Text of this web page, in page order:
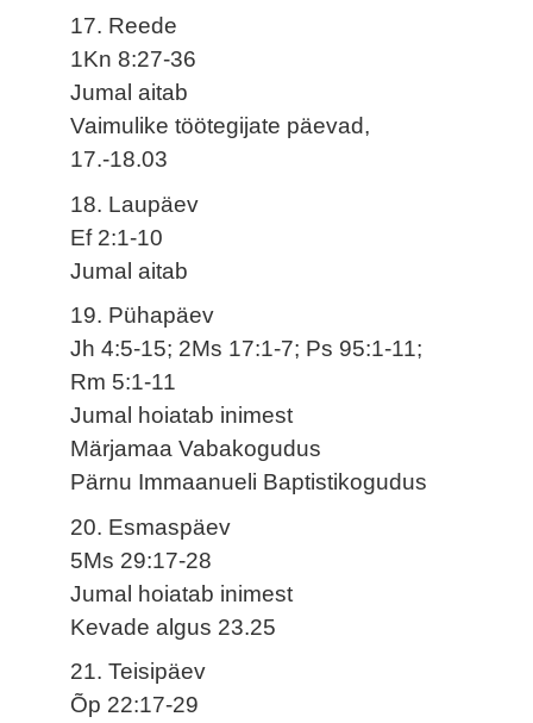
17. Reede
1Kn 8:27-36
Jumal aitab
Vaimulike töötegijate päevad,
17.-18.03
18. Laupäev
Ef 2:1-10
Jumal aitab
19. Pühapäev
Jh 4:5-15; 2Ms 17:1-7; Ps 95:1-11;
Rm 5:1-11
Jumal hoiatab inimest
Märjamaa Vabakogudus
Pärnu Immaanueli Baptistikogudus
20. Esmaspäev
5Ms 29:17-28
Jumal hoiatab inimest
Kevade algus 23.25
21. Teisipäev
Õp 22:17-29